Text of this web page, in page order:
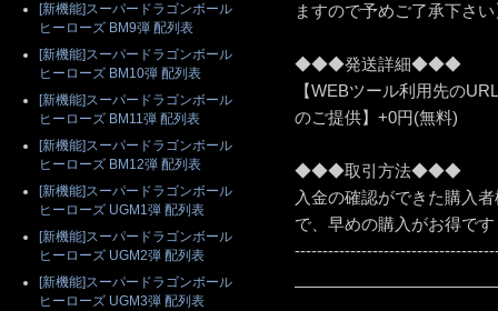
ますので予めご了承下さい
◆◆◆発送詳細◆◆◆
【WEBツール利用先の
のご提供】+0円(無料)
◆◆◆取引方法◆◆◆
入金の確認ができた購入
で、早めの購入がお得で
[新機能]スーパードラゴンボール
ヒーローズ BM9弾 配列表
[新機能]スーパードラゴンボール
ヒーローズ BM10弾 配列表
[新機能]スーパードラゴンボール
ヒーローズ BM11弾 配列表
[新機能]スーパードラゴンボール
ヒーローズ BM12弾 配列表
[新機能]スーパードラゴンボール
ヒーローズ UGM1弾 配列表
[新機能]スーパードラゴンボール
ヒーローズ UGM2弾 配列表
[新機能]スーパードラゴンボール
ヒーローズ UGM3弾 配列表